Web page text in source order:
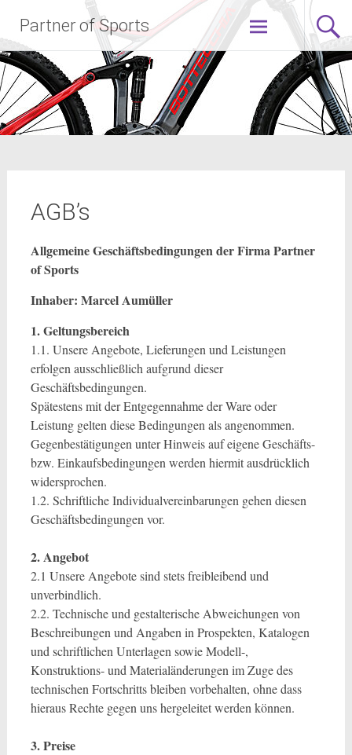
Inhalt
springen
Partner of Sports
AGB’s
Allgemeine Geschäftsbedingungen der Firma Partner
of Sports
Inhaber: Marcel Aumüller
1. Geltungsbereich
1.1. Unsere Angebote, Lieferungen und Leistungen
erfolgen ausschließlich aufgrund dieser
Geschäftsbedingungen.
Spätestens mit der Entgegennahme der Ware oder
Leistung gelten diese Bedingungen als angenommen.
Gegenbestätigungen unter Hinweis auf eigene Geschäfts-
bzw. Einkaufsbedingungen werden hiermit ausdrücklich
widersprochen.
1.2. Schriftliche Individualvereinbarungen gehen diesen
Geschäftsbedingungen vor.
2. Angebot
2.1 Unsere Angebote sind stets freibleibend und
unverbindlich.
2.2. Technische und gestalterische Abweichungen von
Beschreibungen und Angaben in Prospekten, Katalogen
und schriftlichen Unterlagen sowie Modell-,
Konstruktions- und Materialänderungen im Zuge des
technischen Fortschritts bleiben vorbehalten, ohne dass
hieraus Rechte gegen uns hergeleitet werden können.
3. Preise